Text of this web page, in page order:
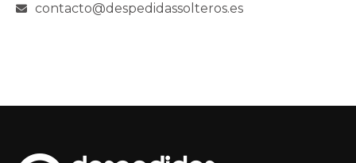
contacto@despedidassolteros.es